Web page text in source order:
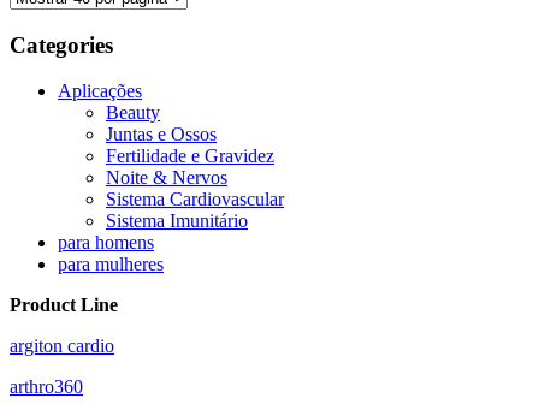
Categories
Aplicações
Beauty
Juntas e Ossos
Fertilidade e Gravidez
Noite & Nervos
Sistema Cardiovascular
Sistema Imunitário
para homens
para mulheres
Product Line
argiton cardio
arthro360